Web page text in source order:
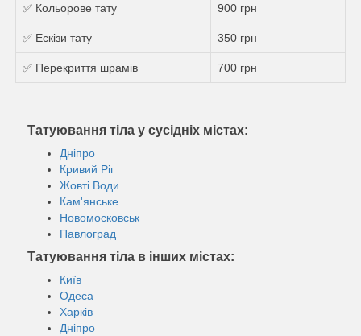
✅ Кольорове тату 900 грн
✅ Ескізи тату 350 грн
✅ Перекриття шрамів 700 грн
Татуювання тіла у сусідніх містах:
Дніпро
Кривий Ріг
Жовті Води
Кам'янське
Новомосковськ
Павлоград
Татуювання тіла в інших містах:
Київ
Одеса
Харків
Дніпро